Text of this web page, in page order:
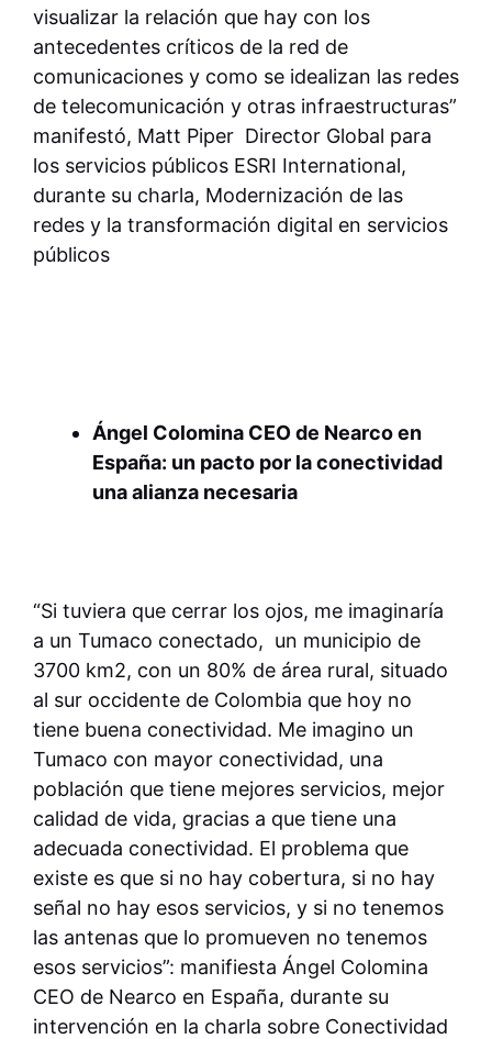
visualizar la relación que hay con los
antecedentes críticos de la red de
comunicaciones y como se idealizan las redes
de telecomunicación y otras infraestructuras”
manifestó, Matt Piper Director Global para
los servicios públicos ESRI International,
durante su charla, Modernización de las
redes y la transformación digital en servicios
públicos
Ángel Colomina CEO de Nearco en
España: un pacto por la conectividad
una alianza necesaria
“Si tuviera que cerrar los ojos, me imaginaría
a un Tumaco conectado, un municipio de
3700 km2, con un 80% de área rural, situado
al sur occidente de Colombia que hoy no
tiene buena conectividad. Me imagino un
Tumaco con mayor conectividad, una
población que tiene mejores servicios, mejor
calidad de vida, gracias a que tiene una
adecuada conectividad. El problema que
existe es que si no hay cobertura, si no hay
señal no hay esos servicios, y si no tenemos
las antenas que lo promueven no tenemos
esos servicios”: manifiesta Ángel Colomina
CEO de Nearco en España, durante su
intervención en la charla sobre Conectividad